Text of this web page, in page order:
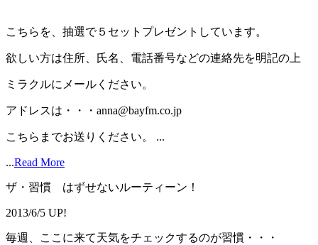
こちらを、抽選で５セットプレゼントしています。
欲しい方は住所、氏名、電話番号などの連絡先を明記の上
ミラクルにメールください。
アドレスは・・・anna@bayfm.co.jp
こちらまでお送りください。 ...
...Read More
ザ・習慣 はずせないルーティーン！
2013/6/5 UP!
毎週、ここに来て天気をチェックするのが習慣・・・